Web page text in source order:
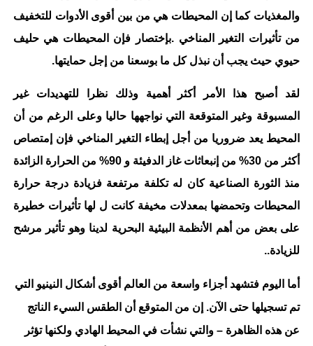
والمغذيات كما إن المحيطات هي من بين أقوى الأدوات للتخفيف
من تأثيرات التغير المناخي .بإختصار فإن المحيطات هي حليف
حيوي حيث يجب أن نبذل كل ما بوسعنا من إجل حمايتها.
لقد أصبح هذا الأمر أكثر أهمية وذلك نظرا للتهديدات غير
المسبوقة وغير المتوقعة التي نواجهها حاليا وعلى الرغم من أن
المحيط يعد ضروريا من أجل إبطاء التغير المناخي فإن إمتصاص
أكثر من 30% من إنبعاثات غاز الدفيئة و 90% من الحرارة الزائدة
منذ الثورة الصناعية كان له تكلفة مرتفعة فزيادة درجة حرارة
المحيطات وتحمضها بمعدلات مخيفة كانت ل لها تأثيرات خطيرة
على بعض من أهم الأنظمة البيئية البحرية لدينا وهو تأثير مرشح
للزيادة..
أما اليوم فتشهد أجزاء واسعة من العالم أقوى أشكال النينيو التي
تم تسجيلها حتى الآن. إن من المتوقع أن الطقس السيء الناتج
عن هذه الظاهرة –والتي نشأت في المحيط الهادي ولكنها تؤثر